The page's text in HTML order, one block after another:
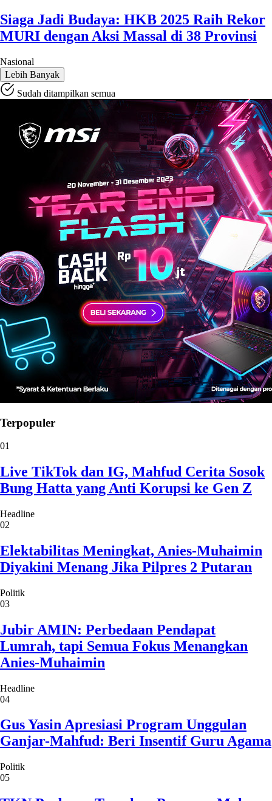
Siaga Jadi Budaya: HKB 2025 Raih Rekor
MURI dengan Aksi Massal di 38 Provinsi
Nasional
Lebih Banyak
Sudah ditampilkan semua
Terpopuler
01
Live TikTok dan IG, Mahfud Cerita Sosok
Bung Hatta yang Anti Korupsi ke Gen Z
Headline
02
Elektabilitas Meningkat, Anies-Muhaimin
Diyakini Menang Jika Pilpres 2 Putaran
Politik
03
Jubir AMIN: Perbedaan Pendapat
Lumrah, tapi Semua Fokus Menangkan
Anies-Muhaimin
Headline
04
Gus Yasin Apresiasi Program Unggulan
Ganjar-Mahfud: Beri Insentif Guru Agama
Politik
05